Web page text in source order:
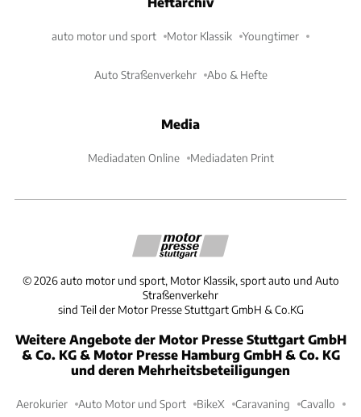
auto motor und sport Motor Klassik Youngtimer
Auto Straßenverkehr Abo & Hefte
Media
Mediadaten Online Mediadaten Print
©2026 auto motor und sport, Motor Klassik, sport auto und Auto
Straßenverkehr
sind Teil der Motor Presse Stuttgart GmbH & Co.KG
Weitere Angebote der Motor Presse Stuttgart GmbH
& Co. KG & Motor Presse Hamburg GmbH & Co. KG
und deren Mehrheitsbeteiligungen
Aerokurier Auto Motor und Sport BikeX Caravaning Cavallo